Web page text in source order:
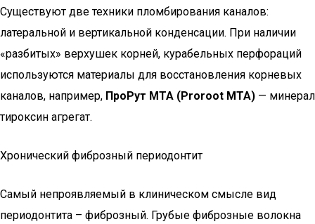
Существуют две техники пломбирования каналов:
латеральной и вертикальной конденсации. При наличии
«разбитых» верхушек корней, курабельных перфораций
используются материалы для восстановления корневых
каналов, например, ПроРут МТА (Proroot MTA) — минерал
тироксин агрегат.
Хронический фиброзный периодонтит
Самый непроявляемый в клиническом смысле вид
периодонтита – фиброзный. Грубые фиброзные волокна